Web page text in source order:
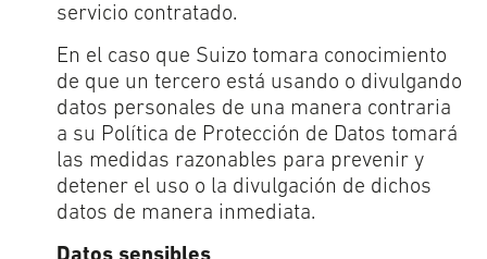
servicio contratado.
En el caso que Suizo tomara conocimiento
de que un tercero está usando o divulgando
datos personales de una manera contraria
a su Política de Protección de Datos tomará
las medidas razonables para prevenir y
detener el uso o la divulgación de dichos
datos de manera inmediata.